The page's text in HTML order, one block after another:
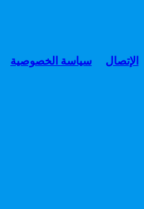
الإتصال سياسة الخصوصية